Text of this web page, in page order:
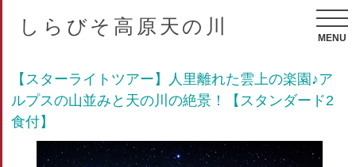
しらびそ高原天の川
MENU
【スターライトツアー】人里離れた雲上の楽園♪ア
ルプスの山並みと天の川の絶景！【スタンダード2
食付】